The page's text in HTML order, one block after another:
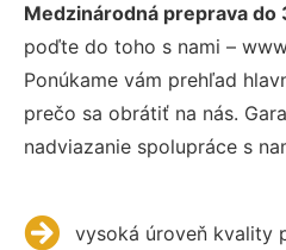
Medzinárodná preprava do
poďte do toho s nami –
Ponúkame vám prehľad
prečo sa obrátiť na nás.
nadviazanie spolupráce s
vysoká úroveň kvality